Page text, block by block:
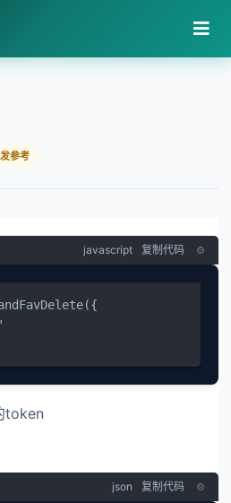
参考
javascript 复制代码
token
json 复制代码